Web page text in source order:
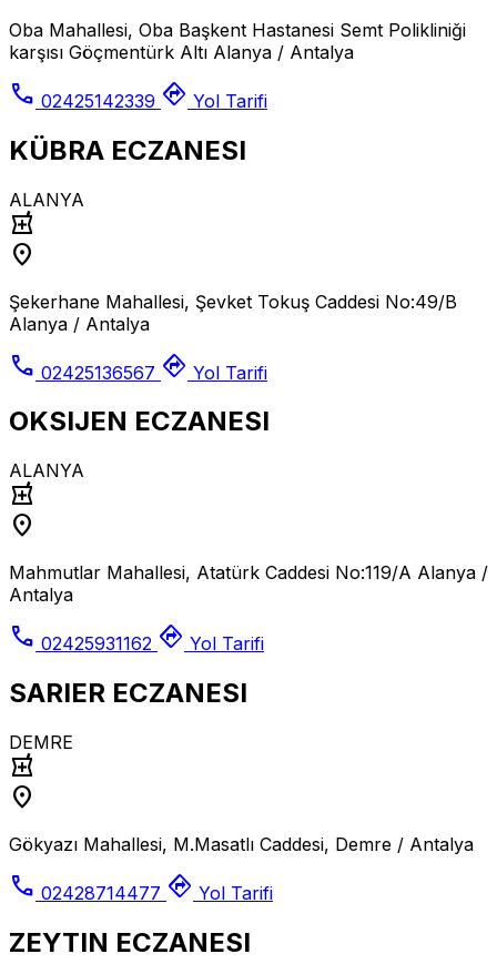
Oba Mahallesi, Oba Başkent Hastanesi Semt Polikliniği
karşısı Göçmentürk Altı Alanya / Antalya
call 02425142339 directions Yol Tarifi
KÜBRA ECZANESI
ALANYA
local_pharmacy
location_on
Şekerhane Mahallesi, Şevket Tokuş Caddesi No:49/B
Alanya / Antalya
call 02425136567 directions Yol Tarifi
OKSIJEN ECZANESI
ALANYA
local_pharmacy
location_on
Mahmutlar Mahallesi, Atatürk Caddesi No:119/A Alanya /
Antalya
call 02425931162 directions Yol Tarifi
SARIER ECZANESI
DEMRE
local_pharmacy
location_on
Gökyazı Mahallesi, M.Masatlı Caddesi, Demre / Antalya
call 02428714477 directions Yol Tarifi
ZEYTIN ECZANESI